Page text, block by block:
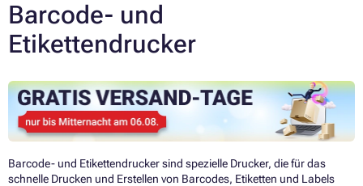
Barcode- und
Etikettendrucker
Barcode- und Etikettendrucker sind spezielle Drucker, die für das
schnelle Drucken und Erstellen von Barcodes, Etiketten und Labels